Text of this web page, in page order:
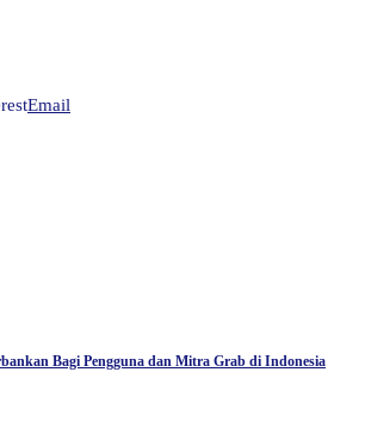
Email
Bagi Pengguna dan Mitra Grab di Indonesia